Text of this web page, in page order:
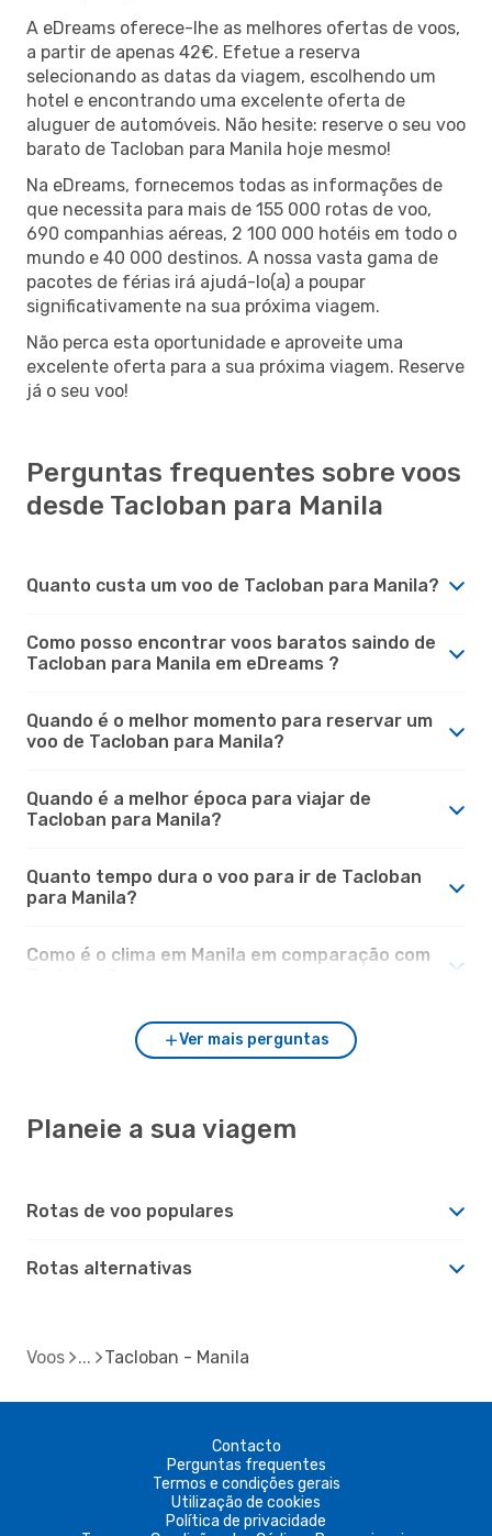
A eDreams oferece-lhe as melhores ofertas de voos,
a partir de apenas 42€. Efetue a reserva
selecionando as datas da viagem, escolhendo um
hotel e encontrando uma excelente oferta de
aluguer de automóveis. Não hesite: reserve o seu voo
barato de Tacloban para Manila hoje mesmo!
Na eDreams, fornecemos todas as informações de
que necessita para mais de 155 000 rotas de voo,
690 companhias aéreas, 2 100 000 hotéis em todo o
mundo e 40 000 destinos. A nossa vasta gama de
pacotes de férias irá ajudá-lo(a) a poupar
significativamente na sua próxima viagem.
Não perca esta oportunidade e aproveite uma
excelente oferta para a sua próxima viagem. Reserve
já o seu voo!
Perguntas frequentes sobre voos
desde Tacloban para Manila
Quanto custa um voo de Tacloban para Manila?
Como posso encontrar voos baratos saindo de
Tacloban para Manila em eDreams ?
Quando é o melhor momento para reservar um
voo de Tacloban para Manila?
Quando é a melhor época para viajar de
Tacloban para Manila?
Quanto tempo dura o voo para ir de Tacloban
para Manila?
Como é o clima em Manila em comparação com
Ver mais perguntas
Planeie a sua viagem
Rotas de voo populares
Rotas alternativas
Voos Tacloban - Manila
Contacto
Perguntas frequentes
Termos e condições gerais
Utilização de cookies
Política de privacidade